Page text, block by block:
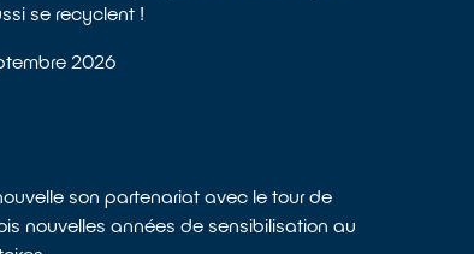
se recyclent !
2026
son partenariat avec le tour de
nouvelles années de sensibilisation au